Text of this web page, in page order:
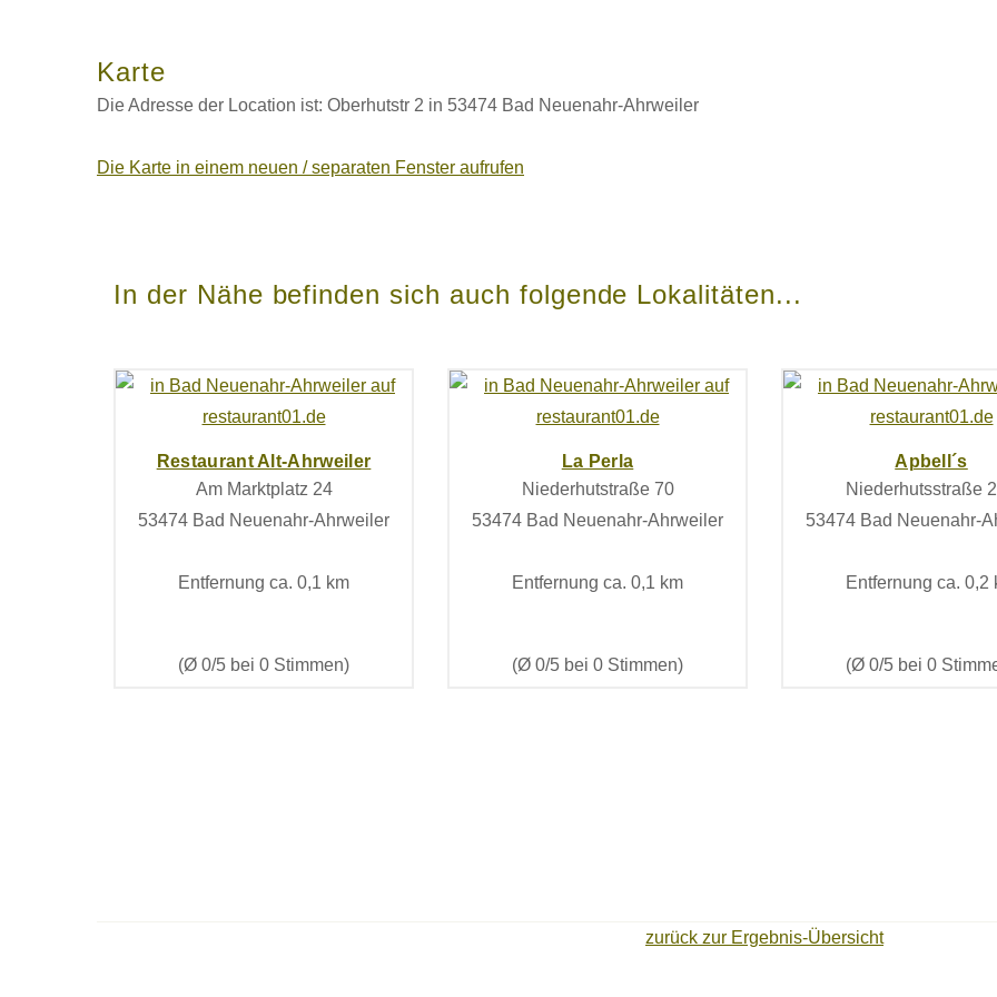
Karte
Die Adresse der Location ist: Oberhutstr 2 in 53474 Bad Neuenahr-Ahrweiler
Die Karte in einem neuen / separaten Fenster aufrufen
In der Nähe befinden sich auch folgende Lokalitäten...
Restaurant Alt-Ahrweiler
Am Marktplatz 24
53474 Bad Neuenahr-Ahrweiler
Entfernung ca. 0,1 km
(Ø 0/5 bei 0 Stimmen)
La Perla
Niederhutstraße 70
53474 Bad Neuenahr-Ahrweiler
Entfernung ca. 0,1 km
(Ø 0/5 bei 0 Stimmen)
Apbell´s
Niederhutsstraße
53474 Bad Neuenahr-
Entfernung ca. 0,2
(Ø 0/5 bei 0
zurück zur Ergebnis-Übersicht